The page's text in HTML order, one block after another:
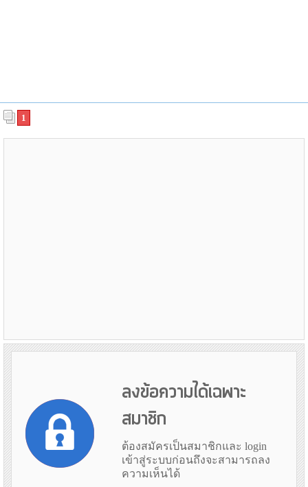
1
ลงข้อความได้เฉพาะ
สมาชิก
ต้องสมัครเป็นสมาชิกและ login
เข้าสู่ระบบก่อนถึงจะสามารถลง
ความเห็นได้